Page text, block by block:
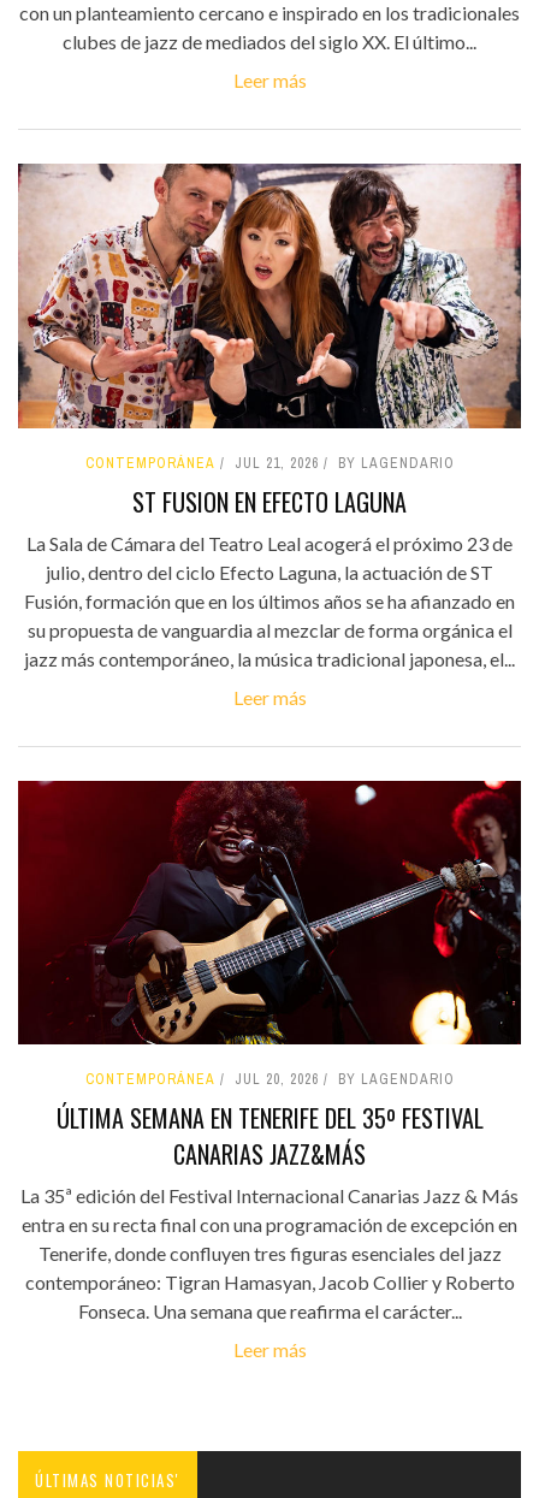
con un planteamiento cercano e inspirado en los tradicionales
clubes de jazz de mediados del siglo XX. El último...
Leer más
CONTEMPORÁNEA JUL 21, 2026 BY LAGENDARIO
ST FUSION EN EFECTO LAGUNA
La Sala de Cámara del Teatro Leal acogerá el próximo 23 de
julio, dentro del ciclo Efecto Laguna, la actuación de ST
Fusión, formación que en los últimos años se ha afianzado en
su propuesta de vanguardia al mezclar de forma orgánica el
jazz más contemporáneo, la música tradicional japonesa, el...
Leer más
CONTEMPORÁNEA JUL 20, 2026 BY LAGENDARIO
ÚLTIMA SEMANA EN TENERIFE DEL 35º FESTIVAL
CANARIAS JAZZ&MÁS
La 35ª edición del Festival Internacional Canarias Jazz & Más
entra en su recta final con una programación de excepción en
Tenerife, donde confluyen tres figuras esenciales del jazz
contemporáneo: Tigran Hamasyan, Jacob Collier y Roberto
Fonseca. Una semana que reafirma el carácter...
Leer más
ÚLTIMAS NOTICIAS'